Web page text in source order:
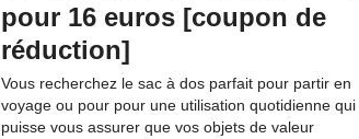
pour 16 euros [coupon de
réduction]
Vous recherchez le sac à dos parfait pour partir en
voyage ou pour pour une utilisation quotidienne qui
puisse vous assurer que vos objets de valeur